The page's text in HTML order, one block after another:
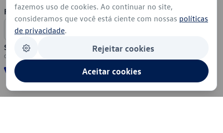
Formas de Pagamento
Segurança
fazemos uso de cookies. Ao continuar no site,
consideramos que você está ciente com nossas políticas
de privacidade.
Rejeitar cookies
Aceitar cookies